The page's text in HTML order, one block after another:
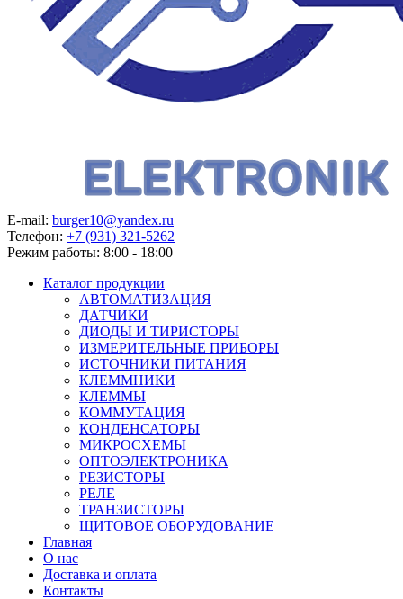
E-mail: burger10@yandex.ru
Телефон: +7 (931) 321-5262
Режим работы: 8:00 - 18:00
Каталог продукции
АВТОМАТИЗАЦИЯ
ДАТЧИКИ
ДИОДЫ И ТИРИСТОРЫ
ИЗМЕРИТЕЛЬНЫЕ ПРИБОРЫ
ИСТОЧНИКИ ПИТАНИЯ
КЛЕММНИКИ
КЛЕММЫ
КОММУТАЦИЯ
КОНДЕНСАТОРЫ
МИКРОСХЕМЫ
ОПТОЭЛЕКТРОНИКА
РЕЗИСТОРЫ
РЕЛЕ
ТРАНЗИСТОРЫ
ЩИТОВОЕ ОБОРУДОВАНИЕ
Главная
О нас
Доставка и оплата
Контакты